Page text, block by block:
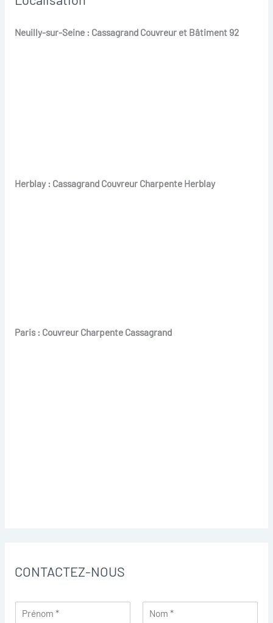
Neuilly-sur-Seine : Cassagrand Couvreur et Bâtiment 92
Herblay : Cassagrand Couvreur Charpente Herblay
Paris : Couvreur Charpente Cassagrand
CONTACTEZ-NOUS